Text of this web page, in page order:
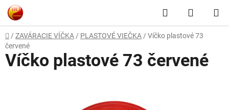
Prejsť
na
obsah
Hľadať
KOŠÍK
Domov
/ ZAVÁRACIE VÍČKA / PLASTOVÉ VIEČKA / Víčko plastové 73
červené
Víčko plastové 73 červené